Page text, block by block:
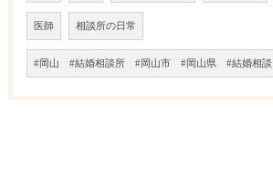
医師 相談所の日常
#岡山 #結婚相談所 #岡山市 #岡山県 #結婚相談